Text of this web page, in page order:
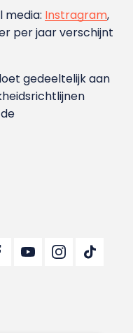
media: Instragram,
per jaar verschijnt
gedeeltelijk aan